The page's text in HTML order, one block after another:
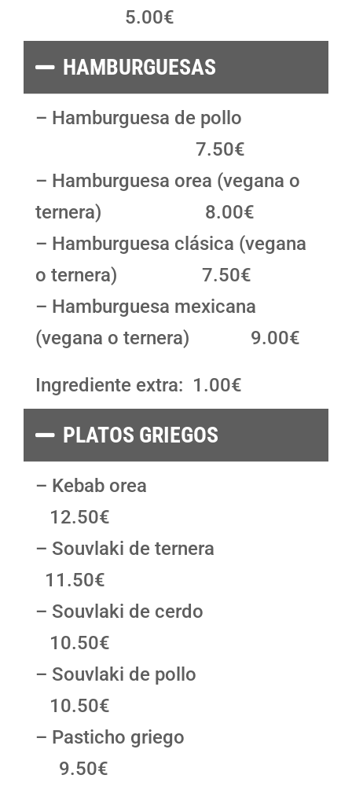
5.00€
HAMBURGUESAS
– Hamburguesa de pollo
7.50€
– Hamburguesa orea (vegana o
ternera) 8.00€
– Hamburguesa clásica (vegana
o ternera) 7.50€
– Hamburguesa mexicana
(vegana o ternera) 9.00€
Ingrediente extra: 1.00€
PLATOS GRIEGOS
– Kebab orea
12.50€
– Souvlaki de ternera
11.50€
– Souvlaki de cerdo
10.50€
– Souvlaki de pollo
10.50€
– Pasticho griego
9.50€